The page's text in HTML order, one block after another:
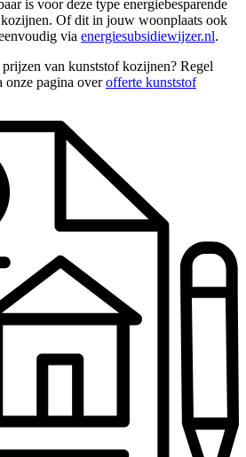
is voor deze type energiebesparende
Of dit in jouw woonplaats ook
via energiesubsidiewijzer.nl.
van kunststof kozijnen? Regel
pagina overofferte kunststof